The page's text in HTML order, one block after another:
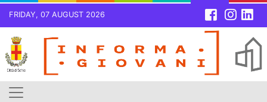
FRIDAY, 07 AUGUST 2026
Skip
content